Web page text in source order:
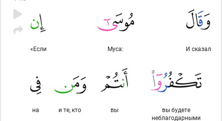
И сказал
Муса:
«Если
вы будете
неблагодарными
вы
и те, кто
на